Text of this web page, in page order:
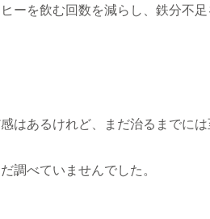
ーを飲む回数を減らし、鉄分不
はあるけれど、まだ治るまでには
調べていませんでした。